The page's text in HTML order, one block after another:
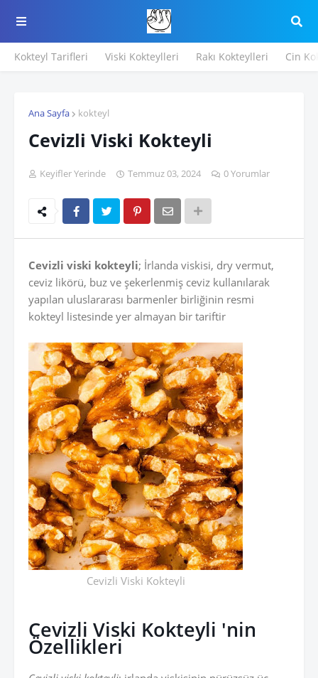
Kokteyl Tarifleri Viski Kokteylleri Rakı Kokteylleri Cin
Ana Sayfa kokteyl
Cevizli Viski Kokteyli
Keyifler Yerinde Temmuz 03, 2024 0 Yorumlar
Cevizli viski kokteyli; İrlanda viskisi, dry vermut,
ceviz likörü, buz ve şekerlenmiş ceviz kullanılarak
yapılan uluslararası barmenler birliğinin resmi
kokteyl listesinde yer almayan bir tariftir
Cevizli Viski Kokteyli
Cevizli Viski Kokteyli 'nin
Özellikleri